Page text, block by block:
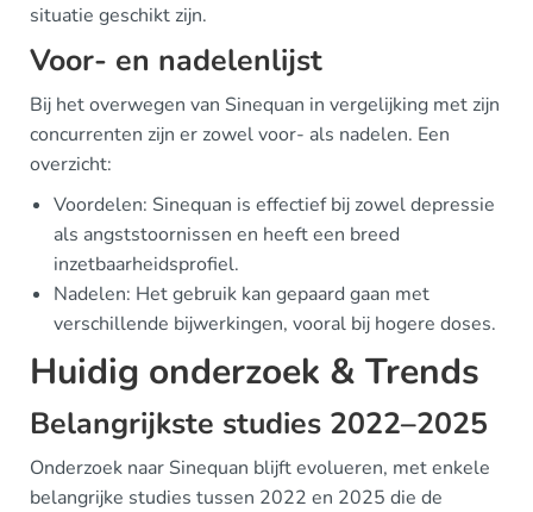
situatie geschikt zijn.
Voor- en nadelenlijst
Bij het overwegen van Sinequan in vergelijking met zijn
concurrenten zijn er zowel voor- als nadelen. Een
overzicht:
Voordelen: Sinequan is effectief bij zowel depressie
als angststoornissen en heeft een breed
inzetbaarheidsprofiel.
Nadelen: Het gebruik kan gepaard gaan met
verschillende bijwerkingen, vooral bij hogere doses.
Huidig onderzoek & Trends
Belangrijkste studies 2022–2025
Onderzoek naar Sinequan blijft evolueren, met enkele
belangrijke studies tussen 2022 en 2025 die de